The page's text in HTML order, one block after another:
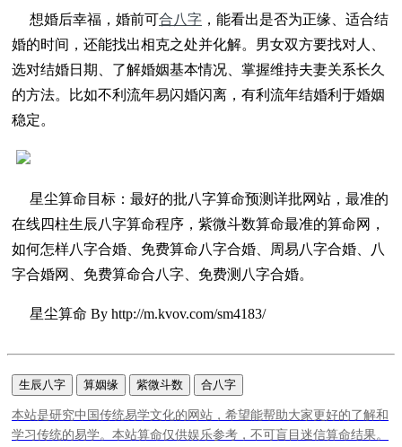
想婚后幸福，婚前可合八字 ，能看出是否为正缘、适合结
婚的时间，还能找出相克之处并化解。男女双方要找对人、
选对结婚日期、了解婚姻基本情况、掌握维持夫妻关系长久
的方法。比如不利流年易闪婚闪离，有利流年结婚利于婚姻
稳定。
星尘算命目标：最好的批八字算命预测详批网站，最准的
在线四柱生辰八字算命程序，紫微斗数算命最准的算命网，
如何怎样八字合婚、免费算命八字合婚、周易八字合婚、八
字合婚网、免费算命合八字、免费测八字合婚。
星尘算命 By http://m.kvov.com/sm4183/
生辰八字 算姻缘 紫微斗数 合八字
本站是研究中国传统易学文化的网站，希望能帮助大家更好的了解和
学习传统的易学。本站算命仅供娱乐参考，不可盲目迷信算命结果。